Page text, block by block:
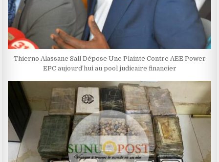
Thierno Alassane Sall Dépose Une Plainte Contre AEE Power
EPC aujourd’hui au pool judicaire financier